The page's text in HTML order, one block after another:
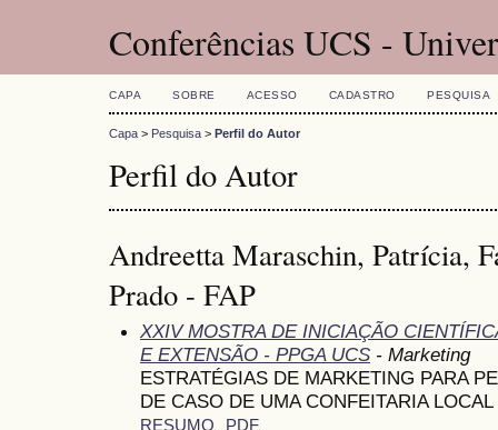
Conferências UCS -
CAPA SOBRE ACESSO CADASTRO PESQUISA
Capa > Pesquisa > Perfil do Autor
Perfil do Autor
Andreetta Maraschin, Patrícia,
Prado - FAP
XXIV MOSTRA DE INICIAÇÃO
E EXTENSÃO - PPGA UCS - Marketing
ESTRATÉGIAS DE MARKETING PARA
DE CASO DE UMA CONFEITARIA LOCAL
RESUMO PDF